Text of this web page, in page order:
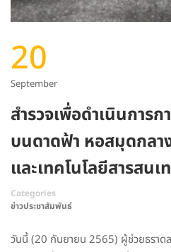
20
September
สำรวจเพื่อดำเนินการ
บนดาดฟ้า หอสมุดกลา
และเทคโนโลยีสารสน
Categories
ข่าวประชาสัมพันธ์
วันนี้ (20 กันยายน 2565) ผู้ช่วยธรา